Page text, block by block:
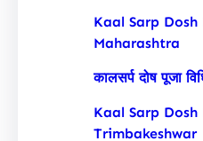
Kaal Sarp
Maharashtra
कालसर्प दोष पूजा
Kaal Sarp
Trimbakeshwar